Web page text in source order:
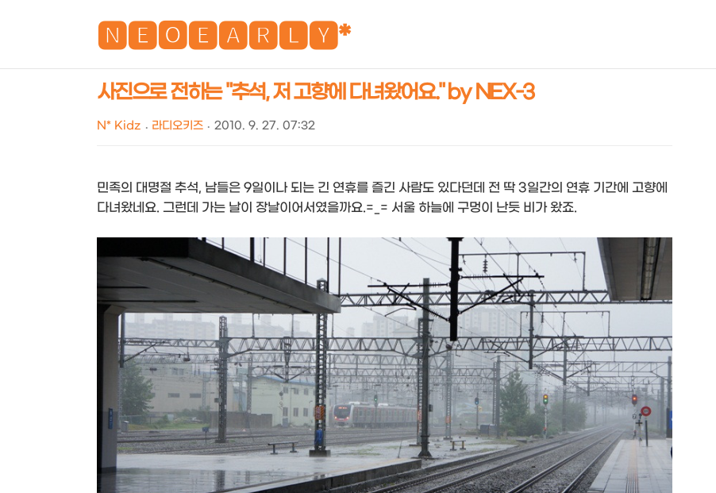
🅽🅴🅾🅴🅰🆁🅻🆈*NEOEARLY*
사진으로 전하는 "추석, 저 고향에 다녀왔어요." by NEX-3
N* Kidz 라디오키즈 2010. 9. 27. 07:32
민족의 대명절 추석, 남들은 9일이나 되는 긴 연휴를 즐긴 사람도 있다던데 전 딱 3일간의 연휴 기간에 고향에
다녀왔네요. 그런데 가는 날이 장날이어서였을까요.=_= 서울 하늘에 구멍이 난듯 비가 왔죠.